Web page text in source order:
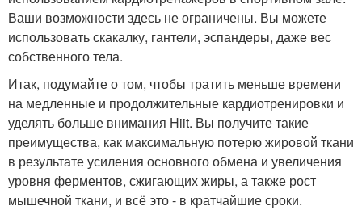
Ваши возможности здесь не ограничены. Вы можете
использовать скакалку, гантели, эспандеры, даже вес
собственного тела.
Итак, подумайте о том, чтобы тратить меньше времени
на медленные и продолжительные кардиотренировки и
уделять больше внимания Hiit. Вы получите такие
преимущества, как максимальную потерю жировой ткани
в результате усиления основного обмена и увеличения
уровня ферментов, сжигающих жиры, а также рост
мышечной ткани, и всё это - в кратчайшие сроки.